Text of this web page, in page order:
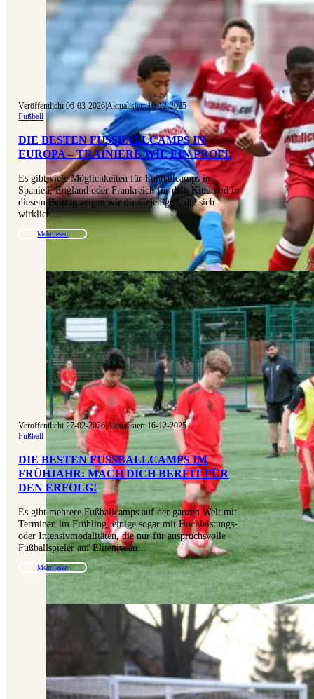
Veröffentlicht 06-03-2026|Aktualisiert 16-12-2025
Fußball
DIE BESTEN FUSSBALLCAMPS IN E
UROPA – TRAINIERE WIE EIN PROFI.
Es gibt viele Möglichkeiten für Fußballcamps in
Spanien, England oder Frankreich für dein Kind und in
diesem Beitrag zeigen wir dir diejenigen, die sich
wirklich…
Mehr lesen
Veröffentlicht 27-02-2026|Aktualisiert 16-12-2025
Fußball
DIE BESTEN FUSSBALLCAMPS IM F
RÜHJAHR: MACH DICH BEREIT FÜR D
EN ERFOLG!
Es gibt mehrere Fußballcamps auf der ganzen Welt mit
Terminen im Frühling, einige sogar mit Hochleistungs-
oder Intensivmodalitäten, die nur für anspruchsvolle
Fußballspieler auf Eliteniveau…
Mehr lesen